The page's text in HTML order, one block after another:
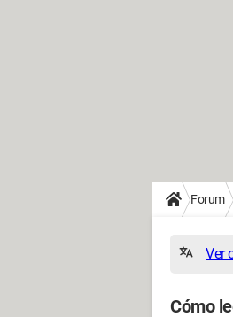
Forum
Ver
Cómo